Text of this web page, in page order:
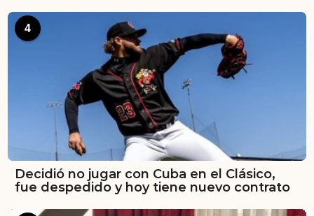
4
Decidió no jugar con Cuba en el Clásico,
fue despedido y hoy tiene nuevo contrato